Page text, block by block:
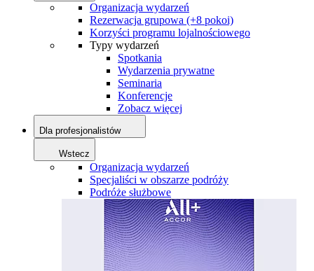
Organizacja wydarzeń
Rezerwacja grupowa (+8 pokoi)
Korzyści programu lojalnościowego
Typy wydarzeń
Spotkania
Wydarzenia prywatne
Seminaria
Konferencje
Zobacz więcej
Dla profesjonalistów
Wstecz
Organizacja wydarzeń
Specjaliści w obszarze podróży
Podróże służbowe